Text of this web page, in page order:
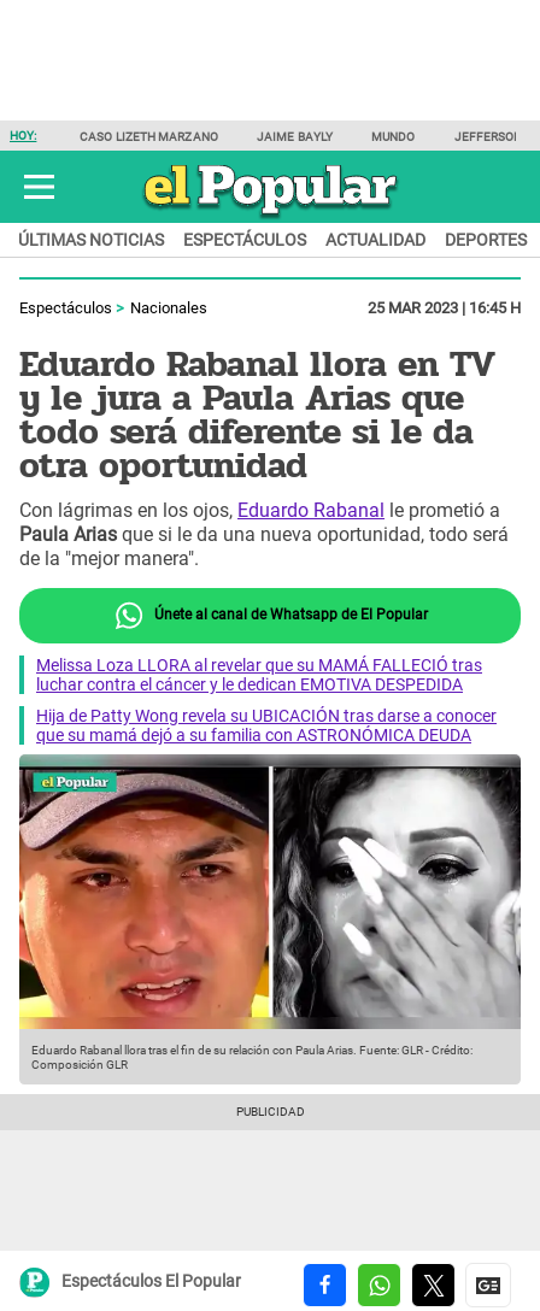
HOY: CASO LIZETH MARZANO JAIME BAYLY MUNDO JEFFERSON
ÚLTIMAS NOTICIAS ESPECTÁCULOS ACTUALIDAD DEPORTES
Espectáculos Nacionales 25 MAR 2023 | 16:45 H
Eduardo Rabanal llora en TV
y le jura a Paula Arias que
todo será diferente si le da
otra oportunidad
Con lágrimas en los ojos, Eduardo Rabanal
le prometió a
Paula Arias que si le da una nueva oportunidad, todo será
de la "mejor manera".
Únete al canal de Whatsapp de El Popular
Melissa Loza LLORA al revelar que su MAMÁ FALLECIÓ tras
luchar contra el cáncer y le dedican EMOTIVA DESPEDIDA
Hija de Patty Wong revela su UBICACIÓN tras darse a conocer
que su mamá dejó a su familia con ASTRONÓMICA DEUDA
Eduardo Rabanal llora tras el fin de su relación con Paula Arias. Fuente: GLR-Crédito:
Composición GLR
Espectáculos El Popular